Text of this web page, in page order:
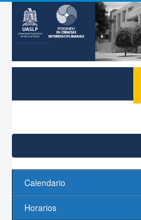
Acerca del PCI
Maestría
Calendario
Horarios